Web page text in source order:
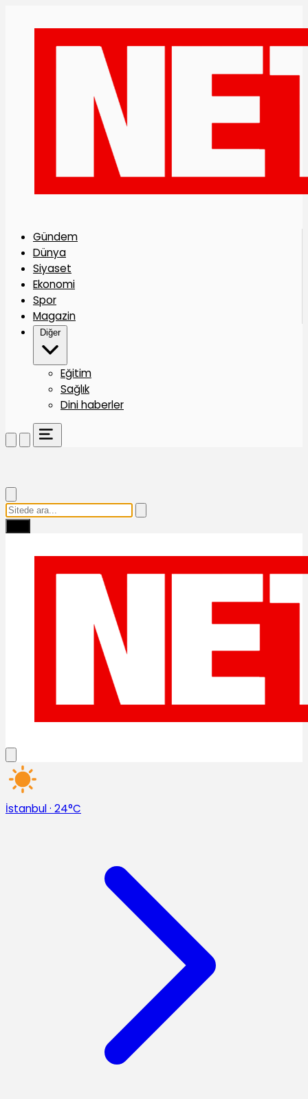
Gündem
Dünya
Siyaset
Ekonomi
Spor
Magazin
Diğer
Eğitim
Sağlık
Dini haberler
İstanbul· 24°C